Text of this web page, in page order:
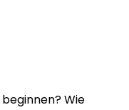
Wie